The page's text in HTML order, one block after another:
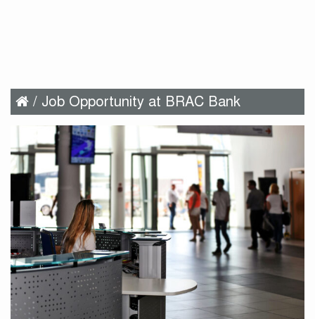
/ Job Opportunity at BRAC Bank